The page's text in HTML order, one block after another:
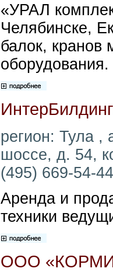
«УРАЛ
Челябинске,
балок, кранов
оборудования.
ИнтерБилдинг
регион: Тула ,
шоссе, д. 54,
(495) 669-54-
Аренда и
техники
ООО